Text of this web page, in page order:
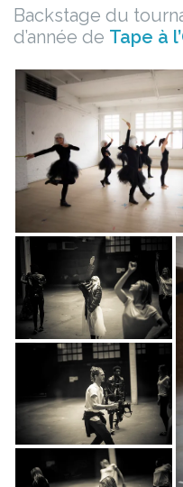
Backstage du
d’année de Tape à